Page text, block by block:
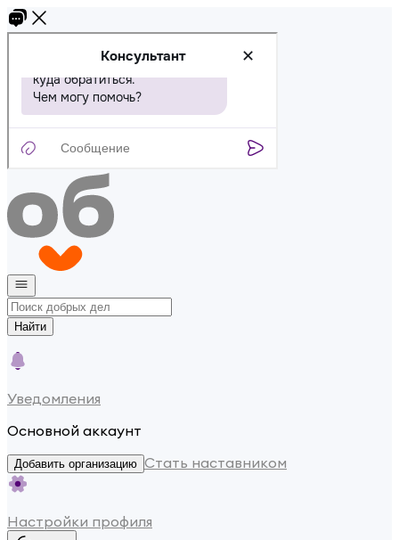
Найти
Уведомления
Основной аккаунт
Добавить организацию Стать наставником
Настройки профиля